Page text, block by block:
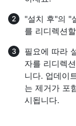
"설치 후"의 "
를 리디렉션
필요에 따라
자를 리디렉
니다. 업데이
는 제거가 포
시됩니다.